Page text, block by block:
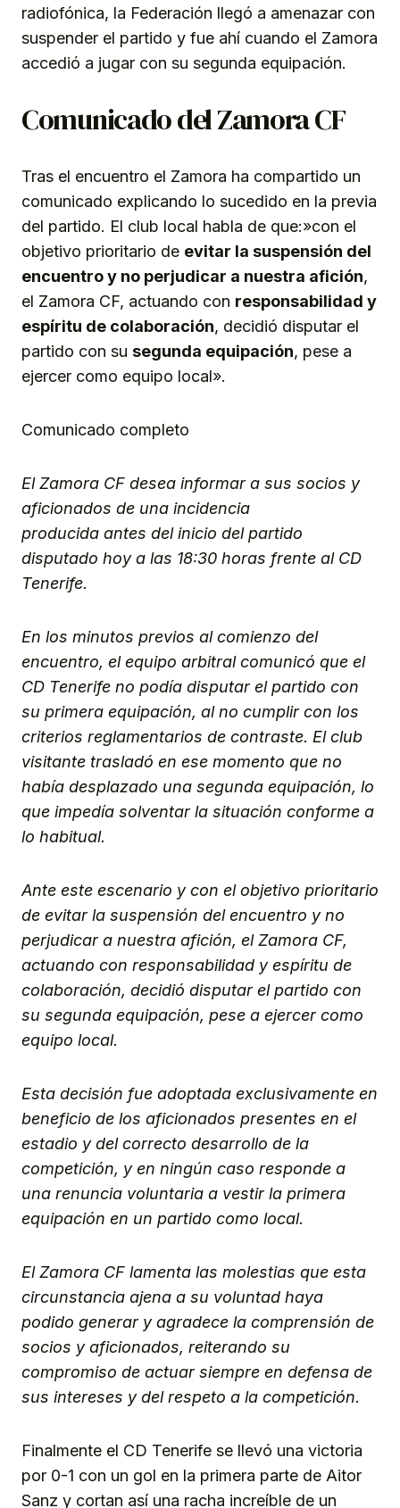
radiofónica, la Federación llegó a amenazar con
suspender el partido y fue ahí cuando el Zamora
accedió a jugar con su segunda equipación.
Comunicado del Zamora CF
Tras el encuentro el Zamora ha compartido un
comunicado explicando lo sucedido en la previa
del partido. El club local habla de que:»con el
objetivo prioritario de evitar la suspensión del
encuentro y no perjudicar a nuestra afición,
el Zamora CF, actuando con responsabilidad y
espíritu de colaboración, decidió disputar el
partido con su segunda equipación, pese a
ejercer como equipo local».
Comunicado completo
El Zamora CF desea informar a sus socios y
aficionados de una incidencia
producida antes del inicio del partido
disputado hoy a las 18:30 horas frente al CD
Tenerife.
En los minutos previos al comienzo del
encuentro, el equipo arbitral comunicó que el
CD Tenerife no podía disputar el partido con
su primera equipación, al no cumplir con los
criterios reglamentarios de contraste. El club
visitante trasladó en ese momento que no
había desplazado una segunda equipación, lo
que impedía solventar la situación conforme a
lo habitual.
Ante este escenario y con el objetivo prioritario
de evitar la suspensión del encuentro y no
perjudicar a nuestra afición, el Zamora CF,
actuando con responsabilidad y espíritu de
colaboración, decidió disputar el partido con
su segunda equipación, pese a ejercer como
equipo local.
Esta decisión fue adoptada exclusivamente en
beneficio de los aficionados presentes en el
estadio y del correcto desarrollo de la
competición, y en ningún caso responde a
una renuncia voluntaria a vestir la primera
equipación en un partido como local.
El Zamora CF lamenta las molestias que esta
circunstancia ajena a su voluntad haya
podido generar y agradece la comprensión de
socios y aficionados, reiterando su
compromiso de actuar siempre en defensa de
sus intereses y del respeto a la competición.
Finalmente el CD Tenerife se llevó una victoria
por 0-1 con un gol en la primera parte de Aitor
Sanz y cortan así una racha increíble de un